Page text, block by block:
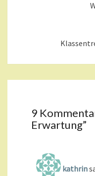
9
Erwartung”
kathrin